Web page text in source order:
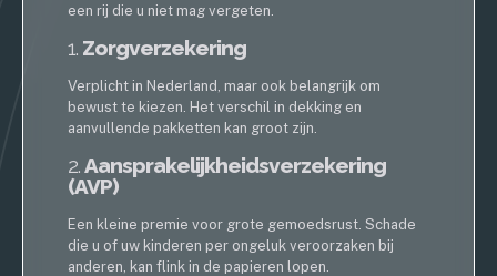
een rij die u niet mag vergeten.
1. Zorgverzekering
Verplicht in Nederland, maar ook belangrijk om
bewust te kiezen. Het verschil in dekking en
aanvullende pakketten kan groot zijn.
2.Aansprakelijkheidsverzekering
(AVP)
Een kleine premie voor grote gemoedsrust. Schade
die u of uw kinderen per ongeluk veroorzaken bij
anderen, kan flink in de papieren lopen.